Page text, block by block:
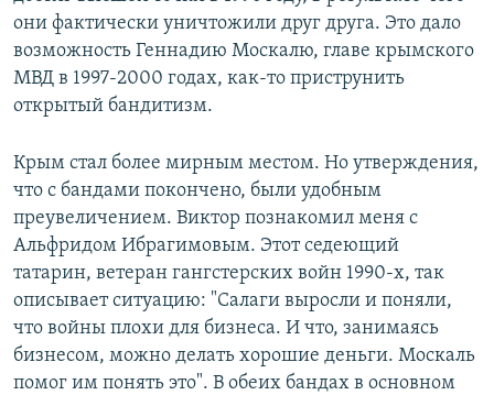
они фактически уничтожили друг друга. Это дало
возможность Геннадию Москалю, главе крымского
МВД в 1997-2000 годах, как-то приструнить
открытый бандитизм.
Крым стал более мирным местом. Но утверждения,
что с бандами покончено, были удобным
преувеличением. Виктор познакомил меня с
Альфридом Ибрагимовым. Этот седеющий
татарин, ветеран гангстерских войн 1990-х, так
описывает ситуацию: "Салаги выросли и поняли,
что войны плохи для бизнеса. И что, занимаясь
бизнесом, можно делать хорошие деньги. Москаль
помог им понять это". В обеих бандах в основном